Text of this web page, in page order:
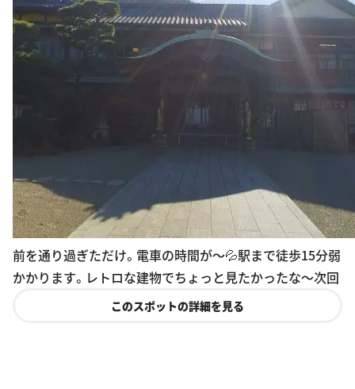
前を通り過ぎただけ。電車の時間が〜💦駅まで徒歩15分弱
かかります。レトロな建物でちょっと見たかったな〜次回
このスポットの詳細を見る